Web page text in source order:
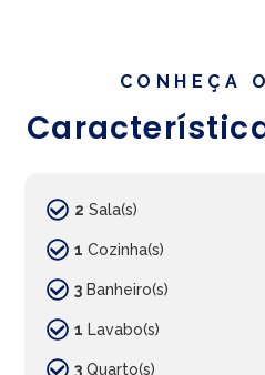
CONHEÇA
2 Sala(s)
1 Cozinha(s)
3 Banheiro(s)
1 Lavabo(s)
3 Quarto(s)